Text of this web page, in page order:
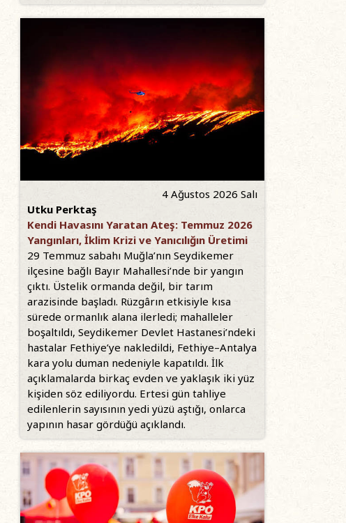
4 Ağustos 2026 Salı
Utku Perktaş
Kendi Havasını Yaratan Ateş: Temmuz 2026
Yangınları, İklim Krizi ve Yanıcılığın Üretimi
29 Temmuz sabahı Muğla’nın Seydikemer
ilçesine bağlı Bayır Mahallesi’nde bir yangın
çıktı. Üstelik ormanda değil, bir tarım
arazisinde başladı. Rüzgârın etkisiyle kısa
sürede ormanlık alana ilerledi; mahalleler
boşaltıldı, Seydikemer Devlet Hastanesi’ndeki
hastalar Fethiye’ye nakledildi, Fethiye–Antalya
kara yolu duman nedeniyle kapatıldı. İlk
açıklamalarda birkaç evden ve yaklaşık iki yüz
kişiden söz ediliyordu. Ertesi gün tahliye
edilenlerin sayısının yedi yüzü aştığı, onlarca
yapının hasar gördüğü açıklandı.